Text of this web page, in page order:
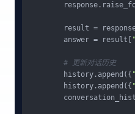
result =
        answer = result[
# 更新对话历史
        history.append({
        history.append({